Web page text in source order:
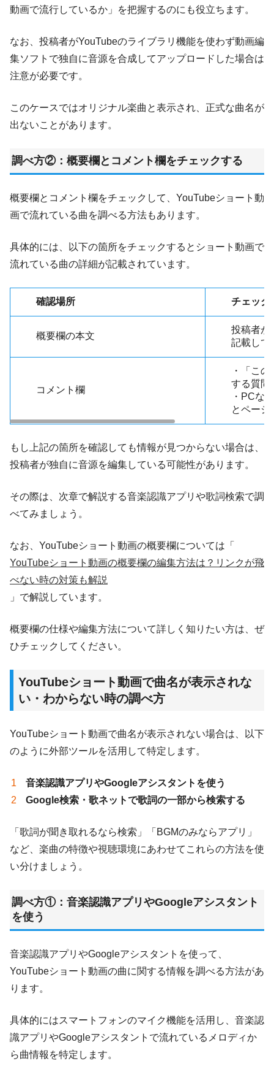
動画で流行しているか」を把握するのにも役立ちます。
なお、投稿者がYouTubeのライブラリ機能を使わず動画編
集ソフトで独自に音源を合成してアップロードした場合は
注意が必要です。
このケースではオリジナル楽曲と表示され、正式な曲名が
出ないことがあります。
調べ方②：概要欄とコメント欄をチェックする
概要欄とコメント欄をチェックして、YouTubeショート動
画で流れている曲を調べる方法もあります。
具体的には、以下の箇所をチェックするとショート動画で
流れている曲の詳細が記載されています。
確認場所 チェック
概要欄の本文
投稿者が
記載して
コメント欄
・「こ
する質問
・PCな
とページ
もし上記の箇所を確認しても情報が見つからない場合は、
投稿者が独自に音源を編集している可能性があります。
その際は、次章で解説する音楽認識アプリや歌詞検索で調
べてみましょう。
なお、YouTubeショート動画の概要欄については「
YouTubeショート動画の概要欄の編集方法は？リンクが飛
べない時の対策も解説
」で解説しています。
概要欄の仕様や編集方法について詳しく知りたい方は、ぜ
ひチェックしてください。
YouTubeショート動画で曲名が表示されな
い・わからない時の調べ方
YouTubeショート動画で曲名が表示されない場合は、以下
のように外部ツールを活用して特定します。
音楽認識アプリやGoogleアシスタントを使う
Google検索・歌ネットで歌詞の一部から検索する
「歌詞が聞き取れるなら検索」「BGMのみならアプリ」
など、楽曲の特徴や視聴環境にあわせてこれらの方法を使
い分けましょう。
調べ方①：音楽認識アプリやGoogleアシスタント
を使う
音楽認識アプリやGoogleアシスタントを使って、
YouTubeショート動画の曲に関する情報を調べる方法があ
ります。
具体的にはスマートフォンのマイク機能を活用し、音楽認
識アプリやGoogleアシスタントで流れているメロディか
ら曲情報を特定します。